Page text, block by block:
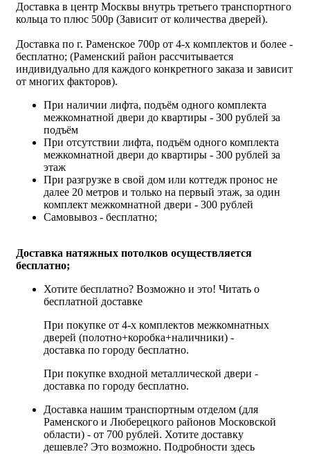
Доставка в центр Москвы внутрь третьего транспортного
кольца то плюс 500р (Зависит от количества дверей).
Доставка по г. Раменское 700р от 4-х комплектов и более -
бесплатно; (Раменский район рассчитывается
индивидуально для каждого конкретного заказа и зависит
от многих факторов).
При наличии лифта, подъём одного комплекта
межкомнатной двери до квартиры - 300 рублей за
подъём
При отсутствии лифта, подъём одного комплекта
межкомнатной двери до квартиры - 300 рублей за
этаж
При разгрузке в свой дом или коттедж пронос не
далее 20 метров и только на первый этаж, за один
комплект межкомнатной двери - 300 рублей
Самовывоз - бесплатно;
Доставка натяжных потолков осуществляется
бесплатно;
Хотите бесплатно? Возможно и это! Читать о
бесплатной доставке
При покупке от 4-х комплектов межкомнатных
дверей (полотно+коробка+наличники) -
доставка по городу бесплатно.
При покупке входной металлической двери -
доставка по городу бесплатно.
Доставка нашим транспортным отделом (для
Раменского и Люберецкого районов Московской
области) - от 700 рублей. Хотите доставку
дешевле? Это возможно. Подробности здесь